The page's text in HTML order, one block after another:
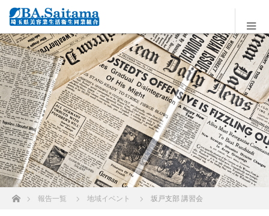
ホーム報告一覧 地域イベント 坂戸支部 講習会